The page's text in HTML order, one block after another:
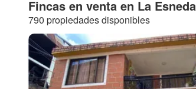
Fincas en venta en La Esneda
790 propiedades disponibles